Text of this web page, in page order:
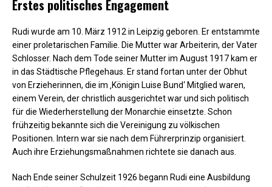
Erstes politisches Engagement
Rudi wurde am 10. März 1912 in Leipzig geboren. Er entstammte
einer proletarischen Familie. Die Mutter war Arbeiterin, der Vater
Schlosser. Nach dem Tode seiner Mutter im August 1917 kam er
in das Städtische Pflegehaus. Er stand fortan unter der Obhut
von Erzieherinnen, die im ‚Königin Luise Bund‘ Mitglied waren,
einem Verein, der christlich ausgerichtet war und sich politisch
für die Wiederherstellung der Monarchie einsetzte. Schon
frühzeitig bekannte sich die Vereinigung zu völkischen
Positionen. Intern war sie nach dem Führerprinzip organisiert.
Auch ihre Erziehungsmaßnahmen richtete sie danach aus.
Nach Ende seiner Schulzeit 1926 begann Rudi eine Ausbildung